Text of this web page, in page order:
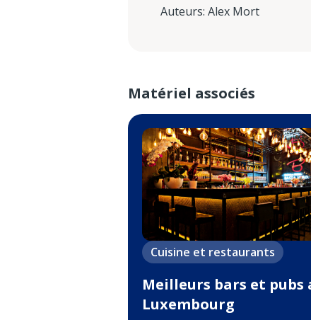
Auteurs: Alex Mort
Matériel associés
Cuisine et restaurants
Meilleurs bars et pubs
Luxembourg